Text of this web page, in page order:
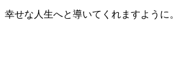
幸せな人生へと導いてくれますように。